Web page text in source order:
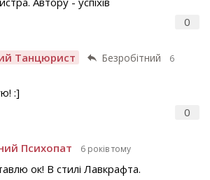
0
Танцюрист Безробітний
6
0
:]
Психопат 6 років тому
ок! В стилі Лавкрафта.